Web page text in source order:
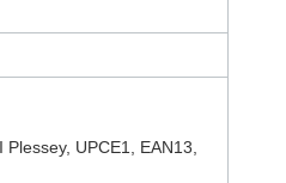
UPCE1, EAN13,